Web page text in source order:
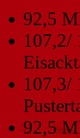
92,5
107,2/
107,3/
92,5